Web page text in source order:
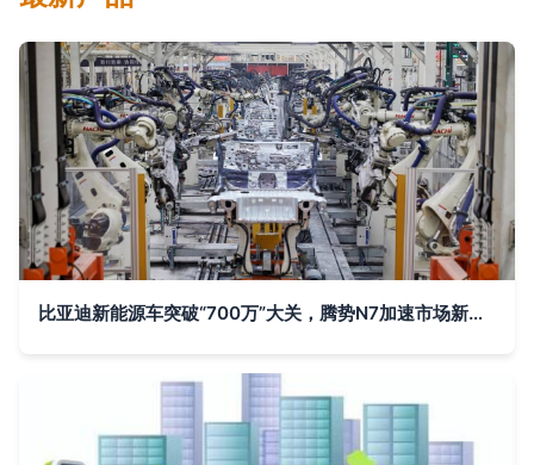
比亚迪新能源车突破“700万”大关，腾势N7加速市场新热潮